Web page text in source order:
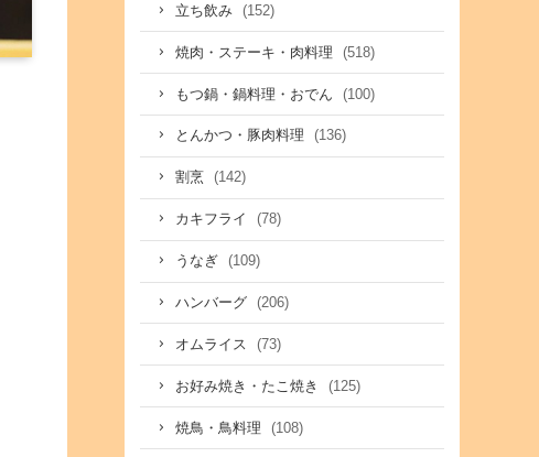
立ち飲み (152)
焼肉・ステーキ・肉料理 (518)
もつ鍋・鍋料理・おでん (100)
とんかつ・豚肉料理 (136)
割烹 (142)
カキフライ (78)
うなぎ (109)
ハンバーグ (206)
オムライス (73)
お好み焼き・たこ焼き (125)
焼鳥・鳥料理 (108)